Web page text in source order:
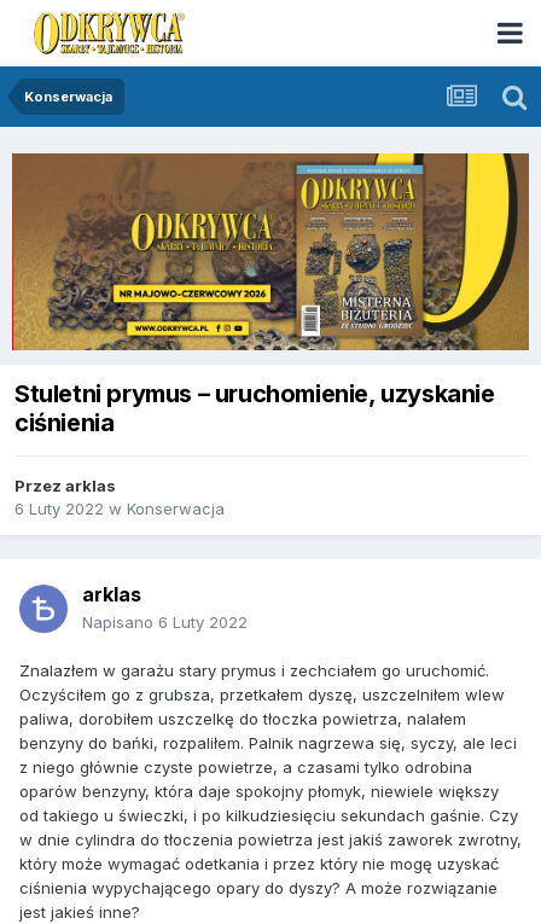
Konserwacja
Stuletni prymus – uruchomienie, uzyskanie
ciśnienia
Przez arklas
6 Luty 2022 w Konserwacja
arklas
Napisano 6 Luty 2022
Znalazłem w garażu stary prymus i zechciałem go uruchomić.
Oczyściłem go z grubsza, przetkałem dyszę, uszczelniłem wlew
paliwa, dorobiłem uszczelkę do tłoczka powietrza, nalałem
benzyny do bańki, rozpaliłem. Palnik nagrzewa się, syczy, ale leci
z niego głównie czyste powietrze, a czasami tylko odrobina
oparów benzyny, która daje spokojny płomyk, niewiele większy
od takiego u świeczki, i po kilkudziesięciu sekundach gaśnie. Czy
w dnie cylindra do tłoczenia powietrza jest jakiś zaworek zwrotny,
który może wymagać odetkania i przez który nie mogę uzyskać
ciśnienia wypychającego opary do dyszy? A może rozwiązanie
jest jakieś inne?